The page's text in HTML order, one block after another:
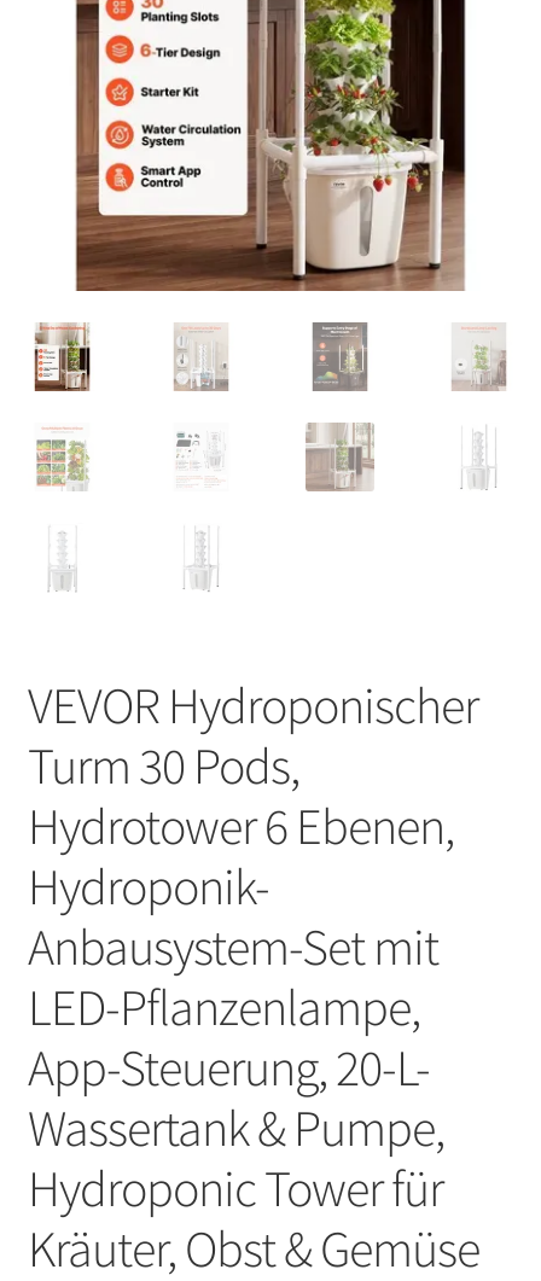
VEVOR Hydroponischer
Turm 30 Pods,
Hydrotower 6 Ebenen,
Hydroponik-
Anbausystem-Set mit
LED-Pflanzenlampe,
App-Steuerung, 20-L-
Wassertank & Pumpe,
Hydroponic Tower für
Kräuter, Obst & Gemüse